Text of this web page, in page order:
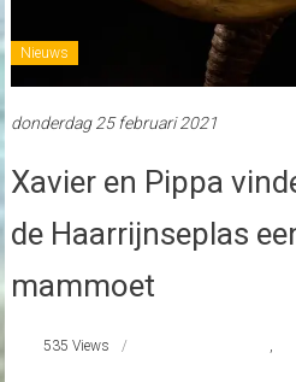
Nieuws
donderdag 25 februari 2021
Xavier en Pippa
de Haarrijnseplas
mammoet
535 Views ,